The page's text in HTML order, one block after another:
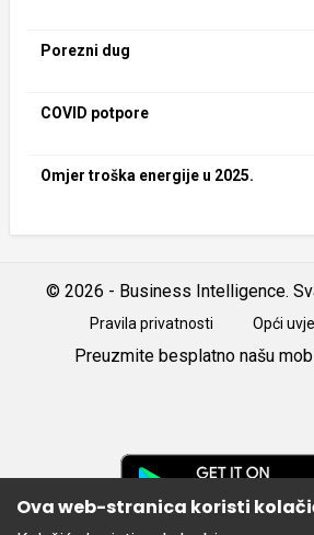
Porezni dug
COVID potpore
Omjer troška energije u 2025.
© 2026 - Business Intelligence.
Pravila privatnosti Opći
Preuzmite besplatno našu
Ova web-stranica koristi